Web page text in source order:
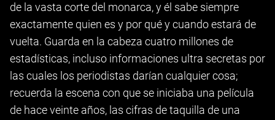
de la vasta corte del monarca, y él sabe siempre
exactamente quien es y por qué y cuando estará de
vuelta. Guarda en la cabeza cuatro millones de
estadísticas, incluso informaciones ultra secretas por
las cuales los periodistas darían cualquier cosa;
recuerda la escena con que se iniciaba una película
de hace veinte años, las cifras de taquilla de una